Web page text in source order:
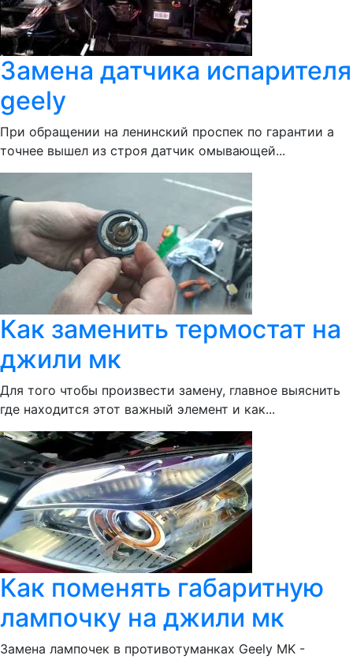
Замена датчика испарителя
geely
При обращении на ленинский проспек по гарантии а
точнее вышел из строя датчик омывающей...
Как заменить термостат на
джили мк
Для того чтобы произвести замену, главное выяснить
где находится этот важный элемент и как...
Как поменять габаритную
лампочку на джили мк
Замена лампочек в противотуманках Geely MK -